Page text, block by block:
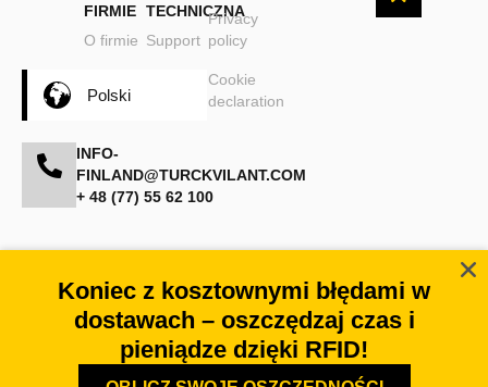
FIRMIE
O firmie
TECHNICZNA
Support
Privacy
policy
Cookie
declaration
Polski
INFO-
FINLAND@TURCKVILANT.COM
+ 48 (77) 55 62 100
Koniec z kosztownymi błędami w
dostawach – oszczędzaj czas i
pieniądze dzięki RFID!